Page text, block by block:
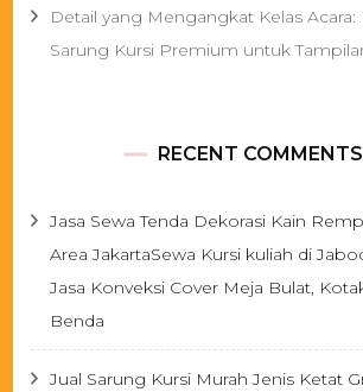
Detail yang Mengangkat Kelas Acara:
Sarung Kursi Premium untuk
RECENT COMMENTS
Jasa Sewa Tenda Dekorasi Kain
Area JakartaSewa Kursi kuliah di
Jasa Konveksi Cover Meja Bulat,
Benda
Jual Sarung Kursi Murah Jenis Ketat